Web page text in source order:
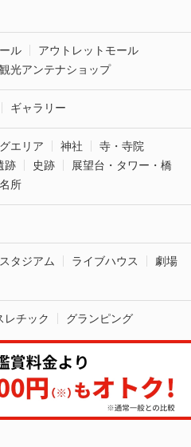
ル
アウトレットモール
観光アンテナショップ
ギャラリー
エリア 神社
寺・寺院
跡 史跡
展望台・タワー・橋
所
タジアム ライブハウス
劇場
レチック グランピング